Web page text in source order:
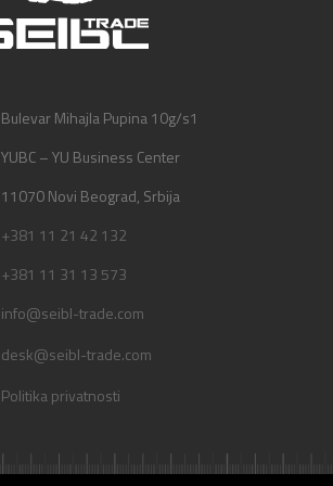
Bulevar Mihajla Pupina 10g/s1
YUBC – YU Business Center
11070 Novi Beograd, Srbija
+381 11 21 42 132
+381 11 31 13 573
info@seibl-trade.com
desk@seibl-trade.com
Politika privatnosti